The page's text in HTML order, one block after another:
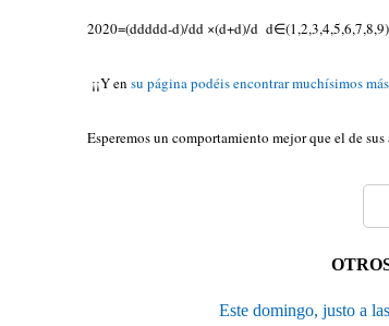
2020=(ddddd-d)/dd ×(d+d)/d d∈(1,2,3,4,5,6,7,8,9)
¡¡Y en su página podéis encontrar muchísimos más
Esperemos un comportamiento mejor que el de
Este domingo, justo a